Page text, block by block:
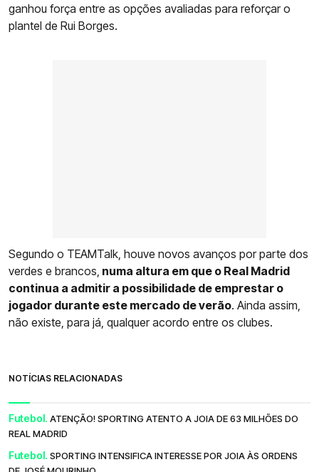
ganhou força entre as opções avaliadas para reforçar o
plantel de Rui Borges.
Segundo o TEAMTalk, houve novos avanços por parte dos
verdes e brancos, numa altura em que o Real Madrid
continua a admitir a possibilidade de emprestar o
jogador durante este mercado de verão. Ainda assim,
não existe, para já, qualquer acordo entre os clubes.
NOTÍCIAS RELACIONADAS
Futebol. ATENÇÃO! SPORTING ATENTO A JOIA DE 63 MILHÕES DO
REAL MADRID
Futebol. SPORTING INTENSIFICA INTERESSE POR JOIA ÀS ORDENS